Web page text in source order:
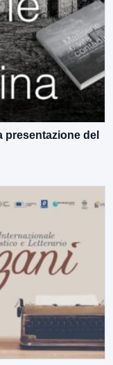
presentazione del